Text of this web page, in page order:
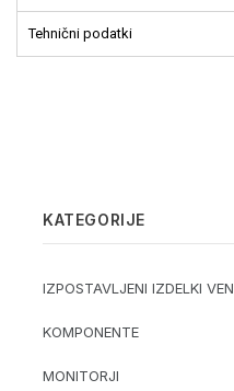
KATEGORIJE
IZPOSTAVLJENI IZDELKI
KOMPONENTE
MONITORJI
Tehnični podatki